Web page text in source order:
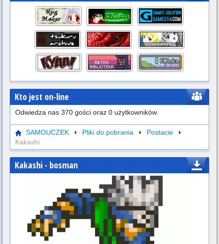
Kto jest on-line
Odwiedza nas 370 gości oraz 0 użytkowników.
SAMOUCZEK Pliki do pobrania
Postacie
Kakashi
Kakashi- bosman